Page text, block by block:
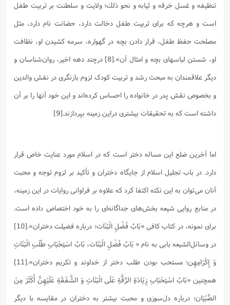
تنظيفه و غسل خرقه و ثيابه و نحو ذلك؛ ولایت و سلطنت بر تربیت طفل
است و هرچه که برای تربیت طفل دخالت دارد، حضانت نام دارد، مثل
مصلحت حفظ طفل، قرار دادن بچه در گهواره، سرمه کشیدن او، نظافت
او، شستن لباسهای بچه و امثال آن».[8] درچند دهه اخیر، روان‌شناسان و
دیگر علاقمندان به مبحث رشد و تربیت کودک لزوم بازنگری در نقش والدین
و بخصوص نقش پدر در خانواده را احساس کرده‌اند و این خود آنها را بر آن
داشته است که به تحقیقات بیشتری دراین زمینه بپردازند.[9]
اما آخرین ضلع این مساله دختر است که در اسلام مورد عنایت خاص قرار
دارد. در باب تجلیل اسلام از جایگاه دختران و تأکید بر لزوم توجه و محبت
آنان می‌توان به این نکته اکتفا کرد که علاوه بر فراوانی روایات در این زمینه،
در منابع روایی شیعه بخش‌های جداگانه‌ای را به خود اختصاص داده است.
برای نمونه، در کتاب کافی «بَابُ فَضْلِ الْبَنَات؛ درباره فضیلت دختران».[10]
در وسائل‌الشیعه بابی به نام « بَابُ فَضْلِ الْبَنَات‏، بَابُ اسْتِحْبَابِ طَلَبِ الْبَنَاتِ
وَ إِكْرَامِهِن‏؛ مستحب بودن طلب دختر از خداوند و تکریم دختران».[11]
همچنین «بَابُ اسْتِحْبَابِ زِيَادَةِ الرِّقَّةِ عَلَى الْبَنَاتِ وَ الشَّفَقَةِ عَلَيْهِنَّ أَكْثَرَ مِنَ
الصِّبْيَان‏؛ درباره دل‌سوزی و محبت بیشتر به دختران در مقایسه با دیگر